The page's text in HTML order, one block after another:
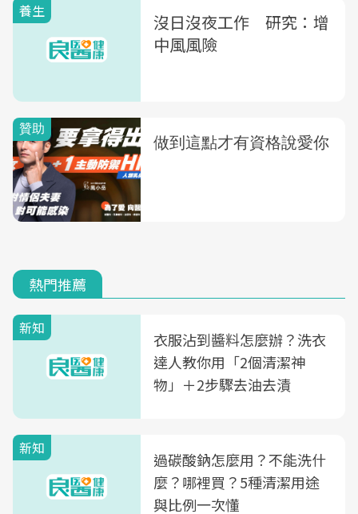
養生
沒日沒夜工作 研究：增
中風風險
熱門推薦
新知
衣服沾到醬料怎麼辦？洗衣
達人教你用「2個清潔神
物」＋2步驟去油去漬
新知
過碳酸鈉怎麼用？不能洗什
麼？哪裡買？5種清潔用途
與比例一次懂